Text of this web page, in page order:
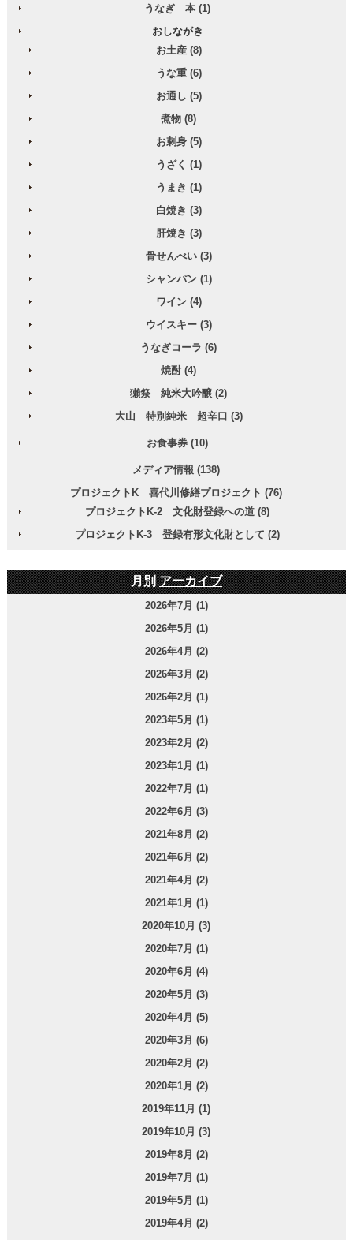
うなぎ 本 (1)
おしながき
お土産 (8)
うな重 (6)
お通し (5)
煮物 (8)
お刺身 (5)
うざく (1)
うまき (1)
白焼き (3)
肝焼き (3)
骨せんべい (3)
シャンパン (1)
ワイン (4)
ウイスキー (3)
うなぎコーラ (6)
焼酎 (4)
獺祭 純米大吟醸 (2)
大山 特別純米 超辛口 (3)
お食事券 (10)
メディア情報 (138)
プロジェクトK 喜代川修繕プロジェクト (76)
プロジェクトK-2 文化財登録への道 (8)
プロジェクトK-3 登録有形文化財として (2)
月別アーカイブ
2026年7月 (1)
2026年5月 (1)
2026年4月 (2)
2026年3月 (2)
2026年2月 (1)
2023年5月 (1)
2023年2月 (2)
2023年1月 (1)
2022年7月 (1)
2022年6月 (3)
2021年8月 (2)
2021年6月 (2)
2021年4月 (2)
2021年1月 (1)
2020年10月 (3)
2020年7月 (1)
2020年6月 (4)
2020年5月 (3)
2020年4月 (5)
2020年3月 (6)
2020年2月 (2)
2020年1月 (2)
2019年11月 (1)
2019年10月 (3)
2019年8月 (2)
2019年7月 (1)
2019年5月 (1)
2019年4月 (2)